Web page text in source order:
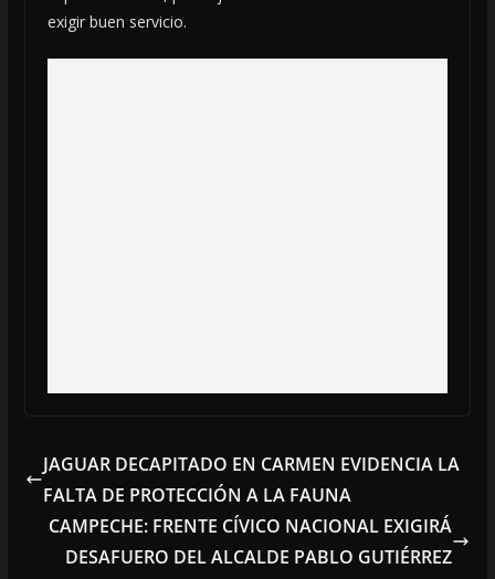
exigir buen servicio.
JAGUAR DECAPITADO EN CARMEN EVIDENCIA LA
FALTA DE PROTECCIÓN A LA FAUNA
CAMPECHE: FRENTE CÍVICO NACIONAL EXIGIRÁ
DESAFUERO DEL ALCALDE PABLO GUTIÉRREZ